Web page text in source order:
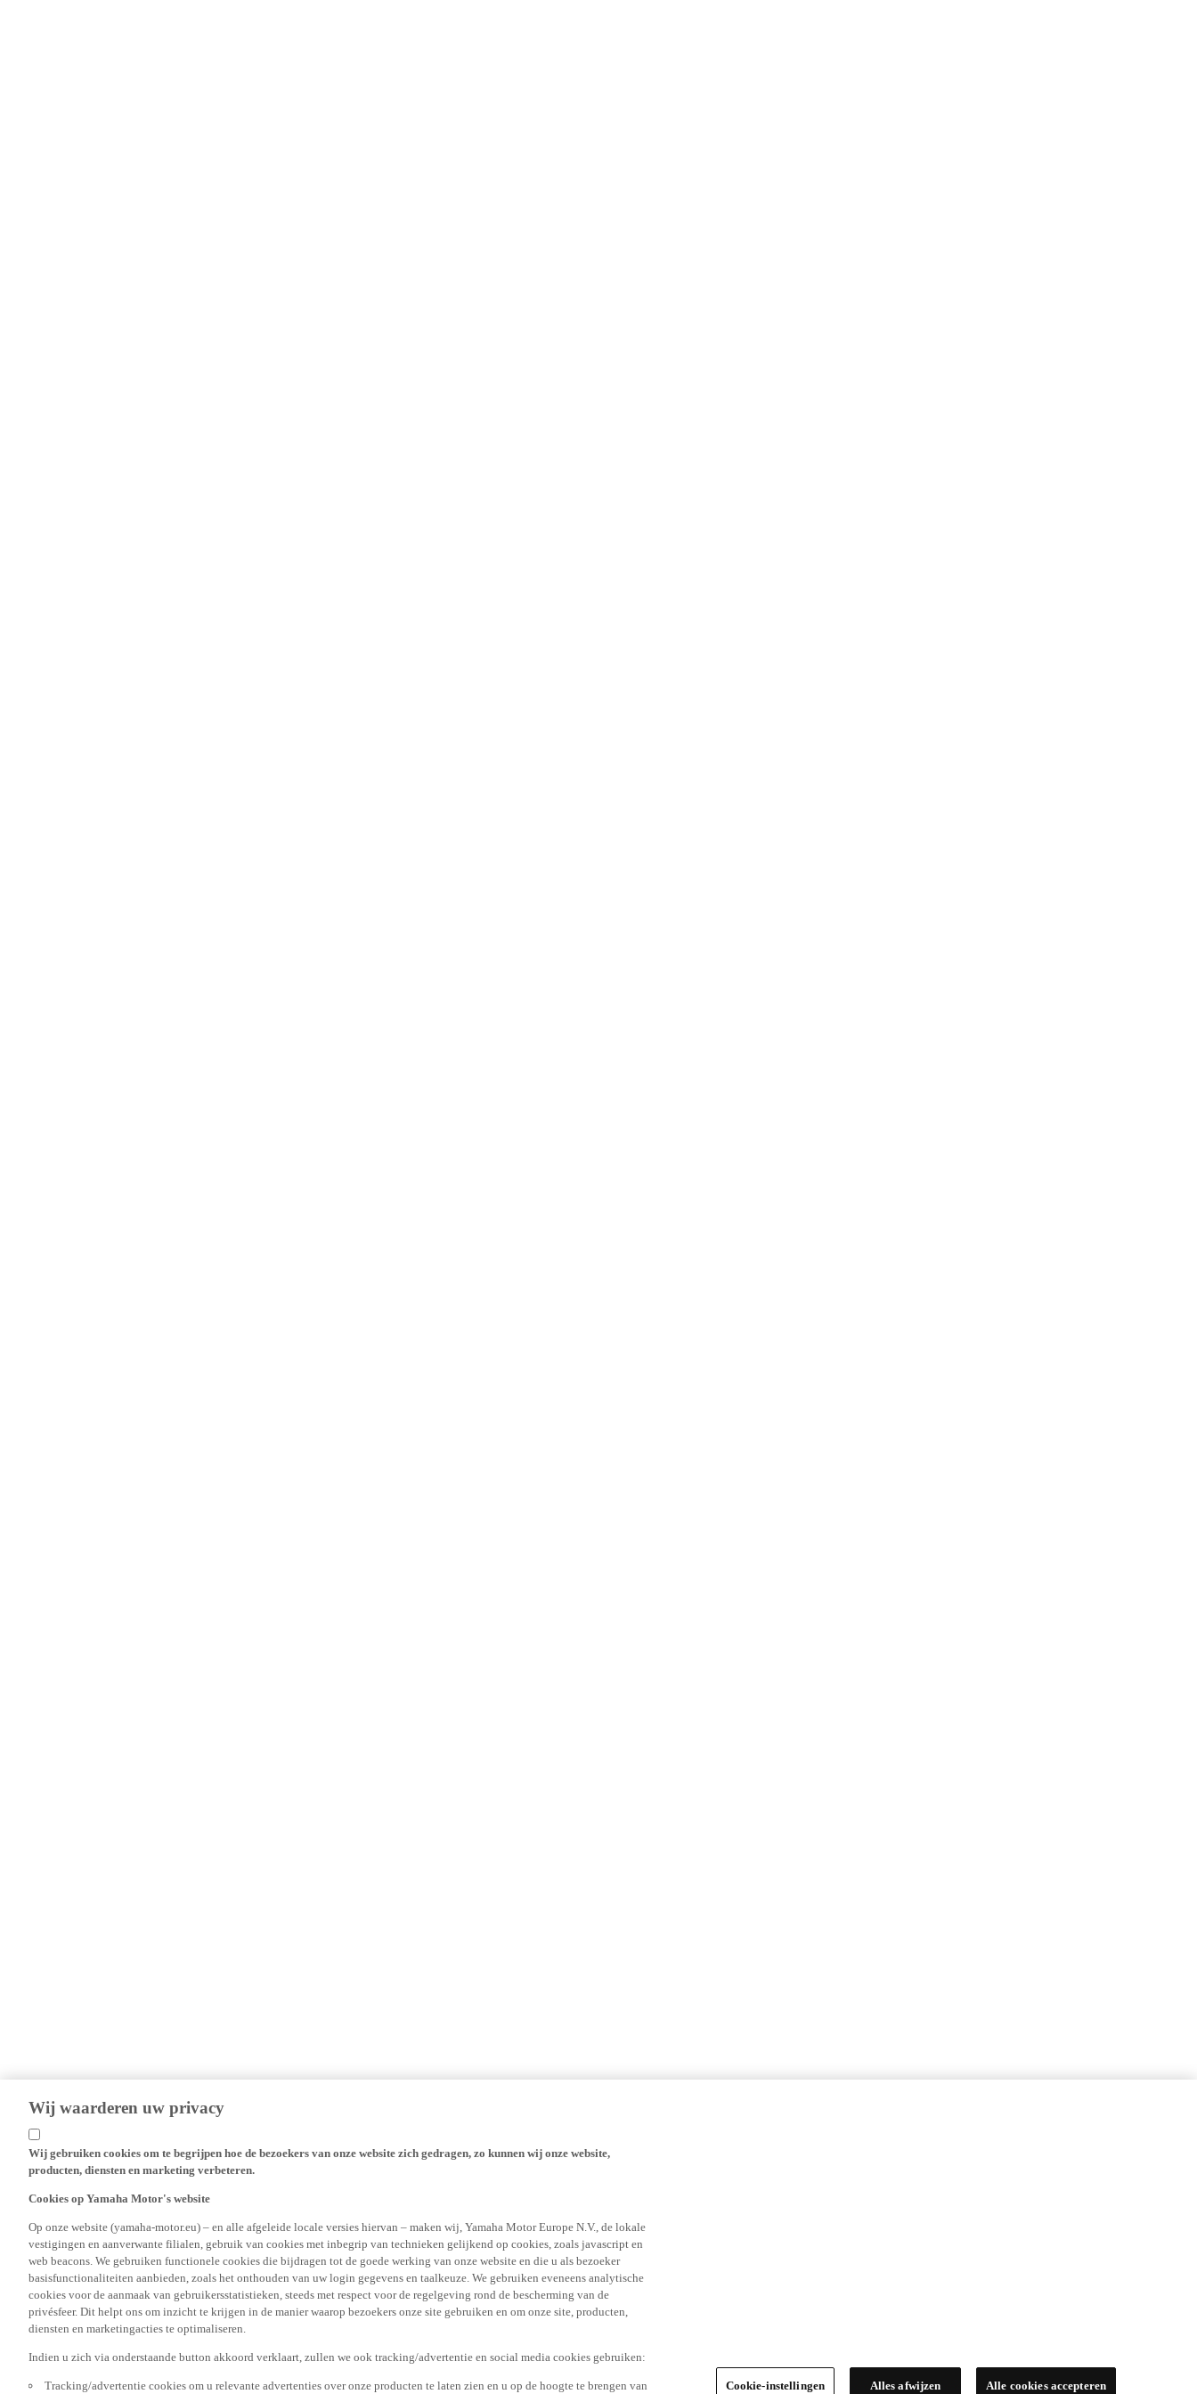
Wij waarderen uw privacy
Wij gebruiken cookies om te begrijpen hoe de bezoekers van onze website zich gedragen, zo kunnen wij onze website,
producten, diensten en marketing verbeteren.
Cookies op Yamaha Motor's website
Op onze website (yamaha-motor.eu) – en alle afgeleide locale versies hiervan – maken wij, Yamaha Motor Europe N.V., de lokale
web beacons. We gebruiken functionele cookies die bijdragen tot de goede werking van onze website en die u als bezoeker
basisfunctionaliteiten aanbieden, zoals het onthouden van uw login gegevens en taalkeuze. We gebruiken eveneens analytische
cookies voor de aanmaak van gebruikersstatistieken, steeds met respect voor de regelgeving rond de bescherming van de
privésfeer. Dit helpt ons om inzicht te krijgen in de manier waarop bezoekers onze site gebruiken en om onze site, producten,
diensten en marketingacties te optimaliseren.
Indien u zich via onderstaande button akkoord verklaart, zullen we ook tracking/advertentie en social media cookies gebruiken:
Tracking/advertentie cookies om u relevante advertenties over onze producten te laten zien en u op de hoogte te brengen van